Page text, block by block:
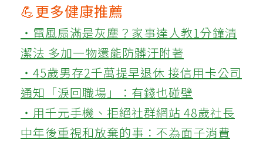
💪更多健康推薦
‧電風扇滿是灰塵？家事達人教1分鐘清
潔法 多加一物還能防髒汙附著
‧45歲男存2千萬提早退休 接信用卡公司
通知「淚回職場」：有錢也碰壁
‧用千元手機、拒絕社群網站 48歲社長
中年後重視和放棄的事：不為面子消費